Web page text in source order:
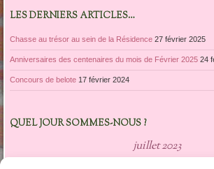
LES DERNIERS ARTICLES…
Chasse au trésor au sein de la Résidence 27 février 2025
Anniversaires des centenaires du mois de Février 2025 24
Concours de belote 17 février 2024
QUEL JOUR SOMMES-NOUS ?
juillet 2023